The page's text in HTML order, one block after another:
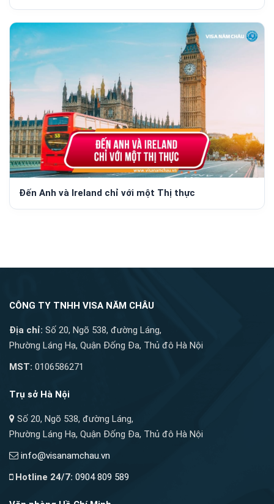
Đến Anh và Ireland chỉ với một Thị thực
CÔNG TY TNHH VISA NĂM CHÂU
Địa chỉ: Số 20, Ngõ 538, đường Láng,
Phường Láng Hạ, Quận Đống Đa, Thủ đô Hà Nội
MST: 0106586271
Trụ sở Hà Nội
Số 20, Ngõ 538, đường Láng,
Phường Láng Hạ, Quận Đống Đa, Thủ đô Hà Nội
info@visanamchau.vn
Hotline 24/7: 0904 809 589